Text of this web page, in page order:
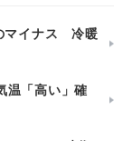
マイナス 冷暖
温「高い」確